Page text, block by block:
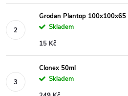
Grodan Plantop
Skladem
15 Kč
Clonex 50ml
Skladem